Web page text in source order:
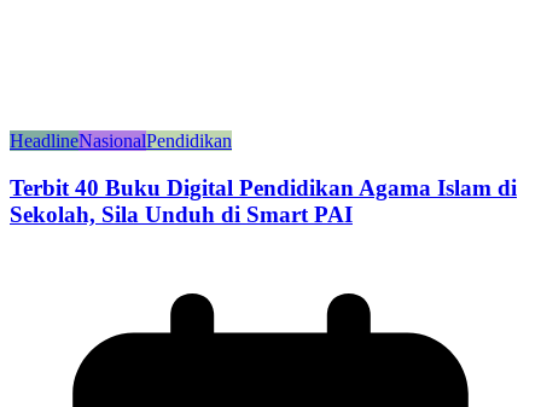
HeadlineNasionalPendidikan
Terbit 40 Buku Digital Pendidikan Agama Islam di
Sekolah, Sila Unduh di Smart PAI